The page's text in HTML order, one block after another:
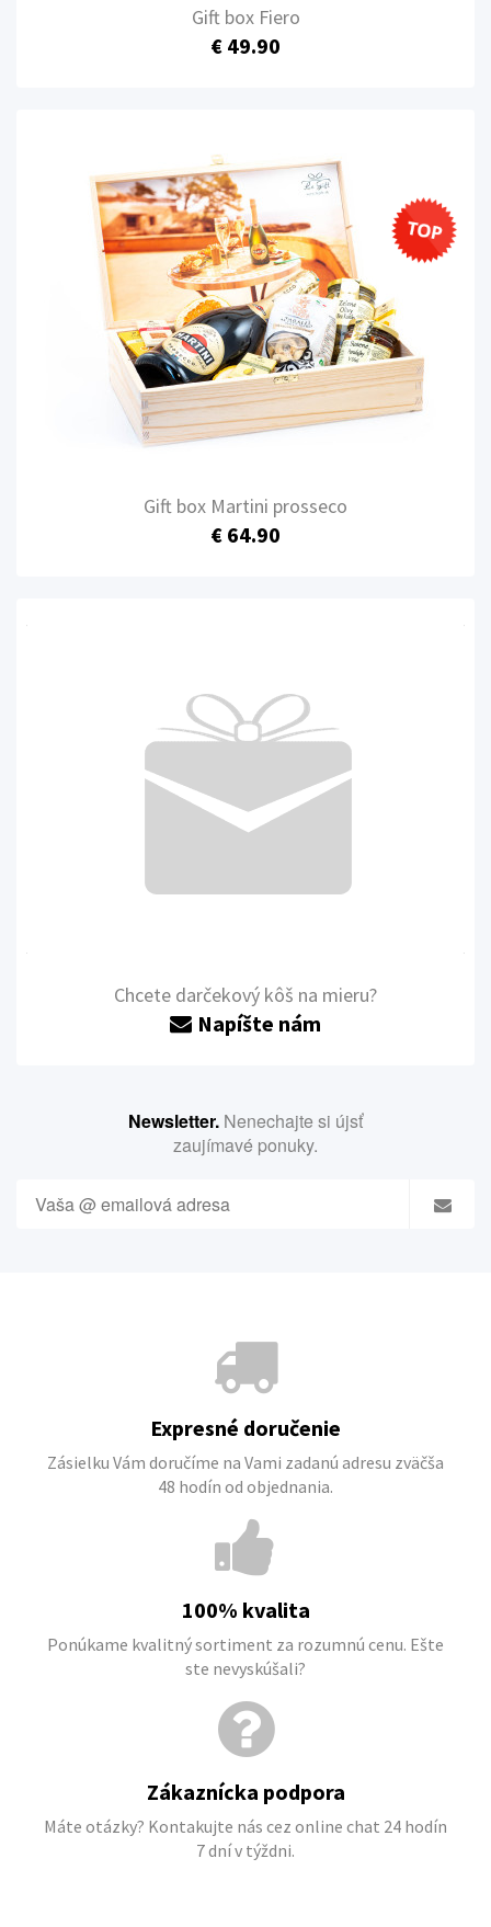
Gift box Fiero
€ 49.90
Gift box Martini prosseco
€ 64.90
Chcete darčekový kôš na mieru?
Napíšte nám
Newsletter. Nenechajte si újsť
zaujímavé ponuky.
Expresné doručenie
Zásielku Vám doručíme na Vami zadanú adresu zväčša
48 hodín od objednania.
100% kvalita
Ponúkame kvalitný sortiment za rozumnú cenu. Ešte
ste nevyskúšali?
Zákaznícka podpora
Máte otázky? Kontakujte nás cez online chat 24 hodín
7 dní v týždni.